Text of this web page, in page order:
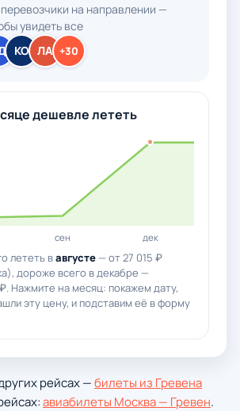
на направлении —
увидеть все
КО ЛА +30
дешевле лететь
сен дек
лететь вавгусте — от 27 015 ₽
дороже всего в декабре —
Нажмите на месяц: покажем дату,
эту цену, и подставим её в форму
рейсах —билеты из Гревена
авиабилеты Москва — Гревен.